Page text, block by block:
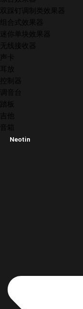
双踩钉调制类效果器
组合式效果器
迷你单块效果器
无线接收器
声卡
耳放
控制器
调音台
踏板
吉他
音箱
Neotin